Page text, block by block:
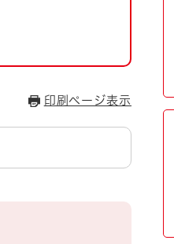
印刷ページ表示